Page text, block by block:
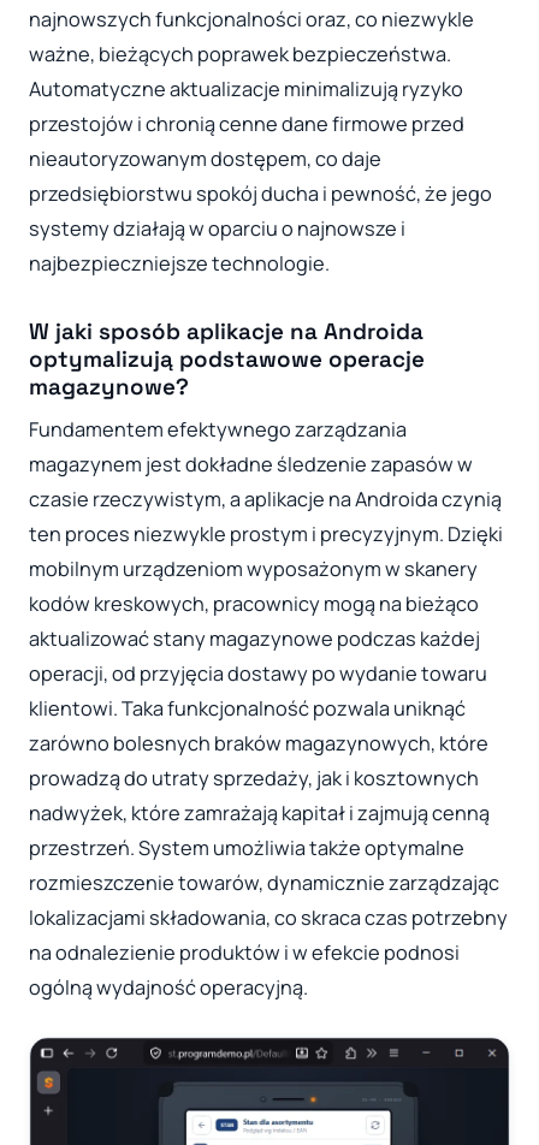
najnowszych funkcjonalności oraz, co niezwykle
ważne, bieżących poprawek bezpieczeństwa.
Automatyczne aktualizacje minimalizują ryzyko
przestojów i chronią cenne dane firmowe przed
nieautoryzowanym dostępem, co daje
przedsiębiorstwu spokój ducha i pewność, że jego
systemy działają w oparciu o najnowsze i
najbezpieczniejsze technologie.
W jaki sposób aplikacje na Androida
optymalizują podstawowe operacje
magazynowe?
Fundamentem efektywnego zarządzania
magazynem jest dokładne śledzenie zapasów w
czasie rzeczywistym, a aplikacje na Androida czynią
ten proces niezwykle prostym i precyzyjnym. Dzięki
mobilnym urządzeniom wyposażonym w skanery
kodów kreskowych, pracownicy mogą na bieżąco
aktualizować stany magazynowe podczas każdej
operacji, od przyjęcia dostawy po wydanie towaru
klientowi. Taka funkcjonalność pozwala uniknąć
zarówno bolesnych braków magazynowych, które
prowadzą do utraty sprzedaży, jak i kosztownych
nadwyżek, które zamrażają kapitał i zajmują cenną
przestrzeń. System umożliwia także optymalne
rozmieszczenie towarów, dynamicznie zarządzając
lokalizacjami składowania, co skraca czas potrzebny
na odnalezienie produktów i w efekcie podnosi
ogólną wydajność operacyjną.